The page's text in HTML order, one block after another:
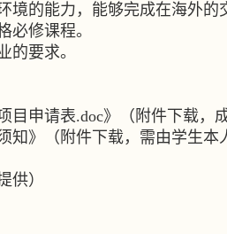
境的能力，能够完成在海外的
必修课程。
的要求。
目申请表.doc》（附件下载，
知》（附件下载，需由学生本
供）